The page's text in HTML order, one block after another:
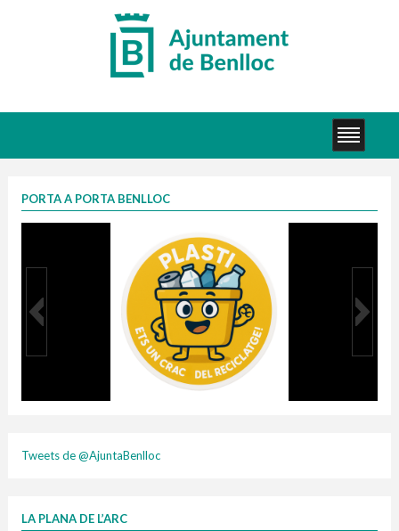
PORTA A PORTA BENLLOC
Tweets de @AjuntaBenlloc
LA PLANA DE L’ARC